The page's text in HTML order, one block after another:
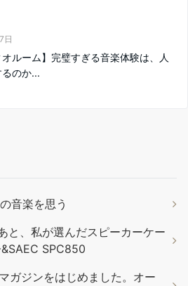
日
オルーム】完璧すぎる音楽体験は、人
のか...
音楽を思う
と、私が選んだスピーカーケー
SPC850
ガジンをはじめました。オー